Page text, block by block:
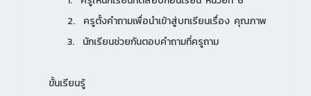
2. ครูตั้งคำถามเพื่อนำเข้าสู่บทเรียนเรื่อง คุณภาพ
3. นักเรียนช่วยกันตอบคำถามที่ครูถาม
ขั้นเรียนรู้